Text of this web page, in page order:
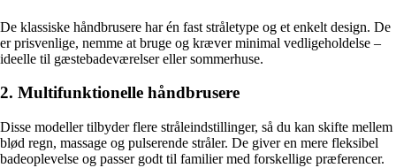
De klassiske håndbrusere har én fast stråletype og et enkelt design. De
er prisvenlige, nemme at bruge og kræver minimal vedligeholdelse –
ideelle til gæstebadeværelser eller sommerhuse.
2. Multifunktionelle håndbrusere
Disse modeller tilbyder flere stråleindstillinger, så du kan skifte mellem
blød regn, massage og pulserende stråler. De giver en mere fleksibel
badeoplevelse og passer godt til familier med forskellige præferencer.